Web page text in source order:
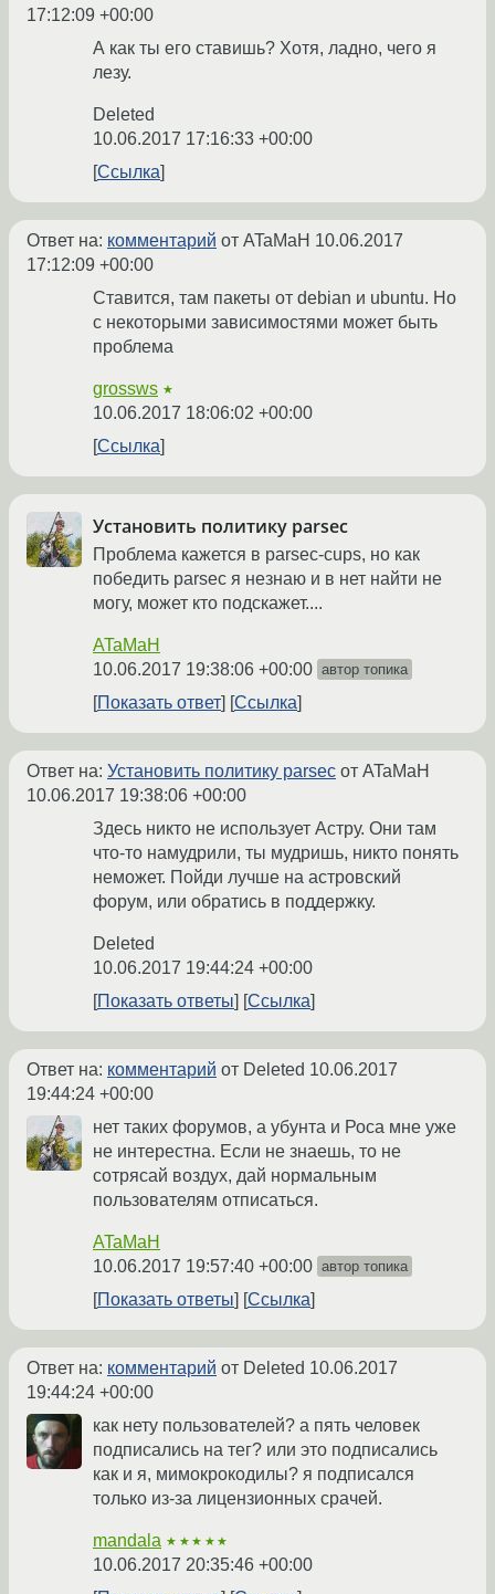
17:12:09 +00:00
А как ты его ставишь? Хотя, ладно, чего я
лезу.
Deleted
10.06.2017 17:16:33 +00:00
Ссылка
Ответ на: комментарий от ATaMaH 10.06.2017
17:12:09 +00:00
Ставится, там пакеты от debian и ubuntu. Но
с некоторыми зависимостями может быть
проблема
grossws ★
10.06.2017 18:06:02 +00:00
Ссылка
Установить политику parsec
Проблема кажется в parsec-cups, но как
победить parsec я незнаю и в нет найти не
могу, может кто подскажет....
ATaMaH
10.06.2017 19:38:06 +00:00 автор топика
Показать ответ Ссылка
Ответ на: Установить политику parsec от ATaMaH
10.06.2017 19:38:06 +00:00
Здесь никто не использует Астру. Они там
что-то намудрили, ты мудришь, никто понять
неможет. Пойди лучше на астровский
форум, или обратись в поддержку.
Deleted
10.06.2017 19:44:24 +00:00
Показать ответы
Ссылка
Ответ на: комментарий от Deleted 10.06.2017
19:44:24 +00:00
нет таких форумов, а убунта и Роса мне уже
не интерестна. Если не знаешь, то не
сотрясай воздух, дай нормальным
пользователям отписаться.
ATaMaH
10.06.2017 19:57:40 +00:00 автор топика
Показать ответы Ссылка
Ответ на: комментарий от Deleted 10.06.2017
19:44:24 +00:00
как нету пользователей? а пять человек
подписались на тег? или это подписались
как и я, мимокрокодилы? я подписался
только из-за лицензионных срачей.
mandala ★★★★★
10.06.2017 20:35:46 +00:00